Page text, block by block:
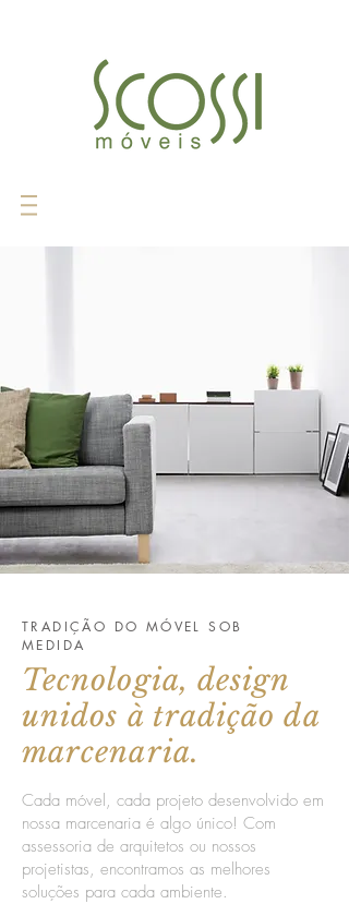
TRADIÇÃO DO MÓVEL SOB
MEDIDA
Tecnologia, design
unidos à tradição da
marcenaria.
Cada móvel, cada projeto desenvolvido em
nossa marcenaria é algo único! Com
assessoria de arquitetos ou nossos
projetistas, encontramos as melhores
soluções para cada ambiente.